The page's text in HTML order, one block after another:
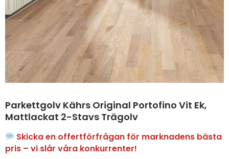
Parkettgolv Kährs Original Portofino Vit Ek,
Mattlackat 2-Stavs Trägolv
Skicka en offertförfrågan för marknadens bästa
pris – vi slår våra konkurrenter!